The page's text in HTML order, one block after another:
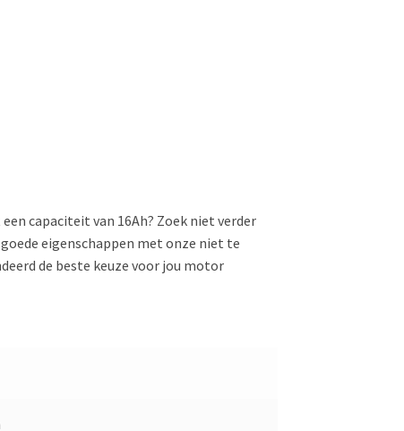
capaciteit van 16Ah? Zoek niet verder
eigenschappen met onze niet te
de beste keuze voor jou motor